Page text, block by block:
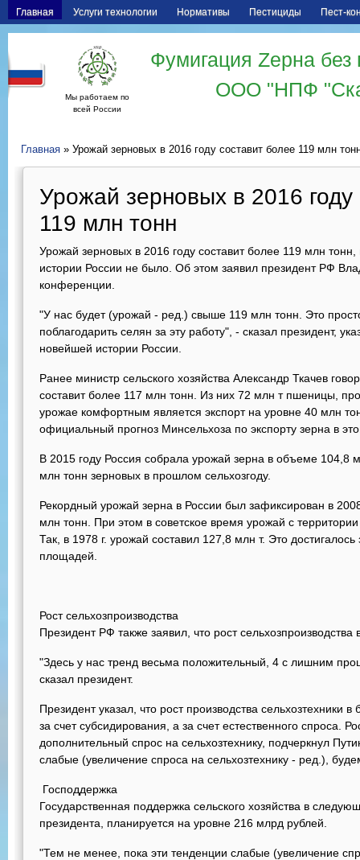
Главная Услуги технологии Нормативы Пестициды Пест-
Мы работаем по
всей России
Фумигация Zерна
ООО "НПФ
Главная » Урожай зерновых в 2016 году составит более 119 млн
Урожай зерновых в 2016 году
119 млн тонн
Урожай зерновых в 2016 году составит более 119 млн
истории России не было. Об этом заявил президент РФ
конференции.
"У нас будет (урожай - ред.) свыше 119 млн тонн. Это
поблагодарить селян за эту работу", - сказал президент,
новейшей истории России.
Ранее министр сельского хозяйства Александр Ткачев
составит более 117 млн тонн. Из них 72 млн т пшеницы,
урожае комфортным является экспорт на уровне 40 млн
официальный прогноз Минсельхоза по экспорту зерна в
В 2015 году Россия собрала урожай зерна в объеме 104,8
млн тонн зерновых в прошлом сельхозгоду.
Рекордный урожай зерна в России был зафиксирован в
млн тонн. При этом в советское время урожай с
Так, в 1978 г. урожай составил 127,8 млн т. Это
площадей.
Рост сельхозпроизводства
Президент РФ также заявил, что рост сельхозпроизводства
"Здесь у нас тренд весьма положительный, 4 с лишним
сказал президент.
Президент указал, что рост производства сельхозтехники
за счет субсидирования, а за счет естественного спроса.
дополнительный спрос на сельхозтехнику, подчеркнул
слабые (увеличение спроса на сельхозтехнику - ред.),
Господдержка
Государственная поддержка сельского хозяйства в
президента, планируется на уровне 216 млрд рублей.
"Тем не менее, пока эти тенденции слабые (увеличение